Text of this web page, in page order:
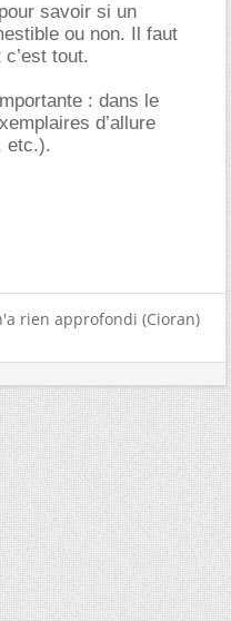
pour savoir si un
ou non. Il faut
tout.
: dans le
d’allure
etc.).
rien approfondi (Cioran)